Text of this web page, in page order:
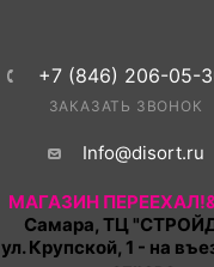
+7 (846) 206-05-
ЗАКАЗАТЬ ЗВОНОК
Info@disort.ru
МАГАЗИН
Самара, ТЦ
ул. Крупской, 1 - на